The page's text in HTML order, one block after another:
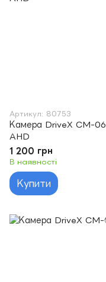
Артикул: 80753
Камера DriveX CM-06
AHD
1 200 грн
В наявності
Купити